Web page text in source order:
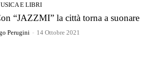
E LIBRI
“JAZZMI” la città torna a suonare
Perugini - 14 Ottobre 2021